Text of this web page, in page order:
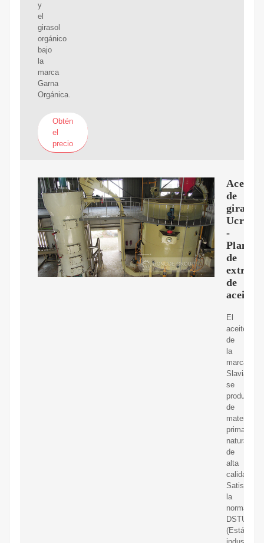
y
el
girasol
orgánico
bajo
la
marca
Garna
Orgánica.
Obtén
el
precio
Aceite
de
girasol
-
Planta
de
de
aceite
El
aceite
de
la
marca
Slavia
se
produce
de
materias
primas
naturales
de
alta
calidad.
Satisface
la
norma
DSTU
(Estándar